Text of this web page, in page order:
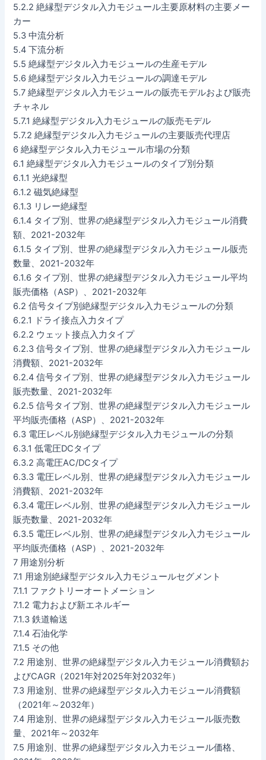
5.2.2 絶縁型デジタル入力モジュール主要原材料の主要メー
カー
5.3 中流分析
5.4 下流分析
5.5 絶縁型デジタル入力モジュールの生産モデル
5.6 絶縁型デジタル入力モジュールの調達モデル
5.7 絶縁型デジタル入力モジュールの販売モデルおよび販売
チャネル
5.7.1 絶縁型デジタル入力モジュールの販売モデル
5.7.2 絶縁型デジタル入力モジュールの主要販売代理店
6 絶縁型デジタル入力モジュール市場の分類
6.1 絶縁型デジタル入力モジュールのタイプ別分類
6.1.1 光絶縁型
6.1.2 磁気絶縁型
6.1.3 リレー絶縁型
6.1.4 タイプ別、世界の絶縁型デジタル入力モジュール消費
額、2021-2032年
6.1.5 タイプ別、世界の絶縁型デジタル入力モジュール販売
数量、2021-2032年
6.1.6 タイプ別、世界の絶縁型デジタル入力モジュール平均
販売価格（ASP）、2021-2032年
6.2 信号タイプ別絶縁型デジタル入力モジュールの分類
6.2.1 ドライ接点入力タイプ
6.2.2 ウェット接点入力タイプ
6.2.3 信号タイプ別、世界の絶縁型デジタル入力モジュール
消費額、2021-2032年
6.2.4 信号タイプ別、世界の絶縁型デジタル入力モジュール
販売数量、2021-2032年
6.2.5 信号タイプ別、世界の絶縁型デジタル入力モジュール
平均販売価格（ASP）、2021-2032年
6.3 電圧レベル別絶縁型デジタル入力モジュールの分類
6.3.1 低電圧DCタイプ
6.3.2 高電圧AC/DCタイプ
6.3.3 電圧レベル別、世界の絶縁型デジタル入力モジュール
消費額、2021-2032年
6.3.4 電圧レベル別、世界の絶縁型デジタル入力モジュール
販売数量、2021-2032年
6.3.5 電圧レベル別、世界の絶縁型デジタル入力モジュール
平均販売価格（ASP）、2021-2032年
7 用途別分析
7.1 用途別絶縁型デジタル入力モジュールセグメント
7.1.1 ファクトリーオートメーション
7.1.2 電力および新エネルギー
7.1.3 鉄道輸送
7.1.4 石油化学
7.1.5 その他
7.2 用途別、世界の絶縁型デジタル入力モジュール消費額お
よびCAGR（2021年対2025年対2032年）
7.3 用途別、世界の絶縁型デジタル入力モジュール消費額
（2021年～2032年）
7.4 用途別、世界の絶縁型デジタル入力モジュール販売数
量、2021年～2032年
7.5 用途別、世界の絶縁型デジタル入力モジュール価格、